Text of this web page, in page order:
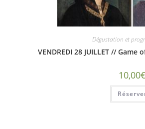
Dégustation et
VENDREDI 28 JUILLET //
10,00€